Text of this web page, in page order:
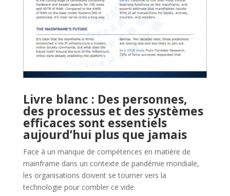
Fiche technique : Test
parallèle d’application
Test de développement d’applications pour un
développement accéléré selon les méthodes Agile et